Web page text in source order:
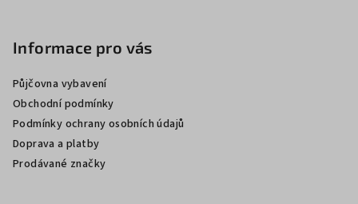
Informace pro vás
Půjčovna vybavení
Obchodní podmínky
Podmínky ochrany osobních údajů
Doprava a platby
Prodávané značky